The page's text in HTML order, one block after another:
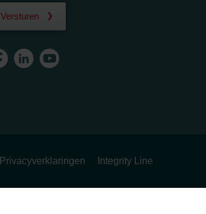
Versturen
Privacyverklaringen Integrity Line